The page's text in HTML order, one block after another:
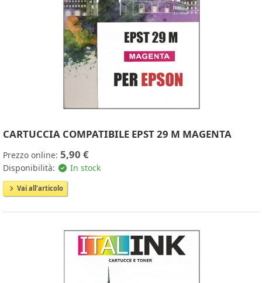
CARTUCCIA COMPATIBILE EPST 29 M MAGENTA
Prezzo online: 5,90 €
Disponibilità: In stock
Vai all'articolo